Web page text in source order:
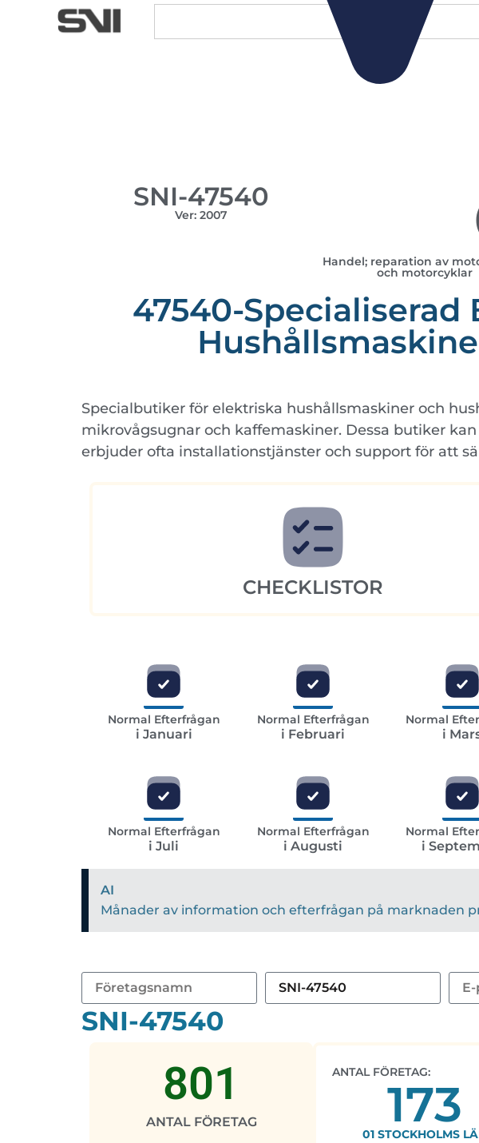
SNI-47540
Ver: 2007
Handel; reparation av
och motorcyklar
47540-
Specialbutiker för elektriska hushållsmaskiner och
mikrovågsugnar och kaffemaskiner. Dessa butiker
erbjuder ofta installationstjänster och support för att
CHECKLISTOR
Normal Efterfrågan
i Januari
Normal Efterfrågan
i Februari
Normal
i
Normal Efterfrågan
i Juli
Normal Efterfrågan
i Augusti
Normal
i
AI
Månader av information och efterfrågan på marknaden
SNI-47540
ANTAL FÖRETAG
801 ANTAL FÖRETAG:
173
01 STOCKHOLMS